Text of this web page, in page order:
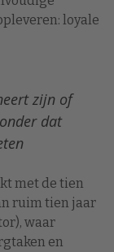
loyale
zijn of
dat
met de tien
ruim tien jaar
waar
en